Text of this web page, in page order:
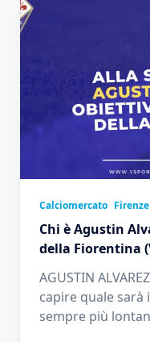
Calciomercato Firenze
Chi è Agustin
della Fiorentina
AGUSTIN
capire quale sarà
sempre più